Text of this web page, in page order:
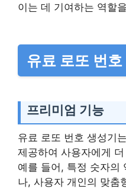
이는 데 기여하는 역할
유료 로또 번
프리미엄 기능
유료 로또 번호 생성기
제공하여 사용자에게
예를 들어, 특정 숫자의
나, 사용자 개인의 맞춤